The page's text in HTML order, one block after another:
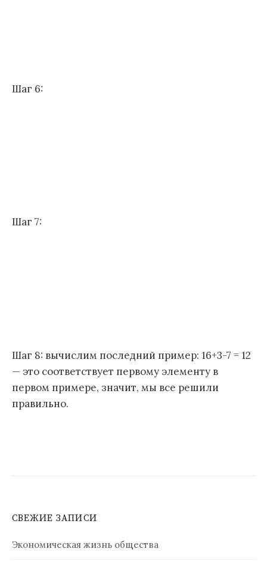
Шаг 6:
Шаг 7:
Шаг 8: вычислим последний пример: 16+3-7 = 12
— это соответствует первому элементу в
первом примере, значит, мы все решили
правильно.
СВЕЖИЕ ЗАПИСИ
Экономическая жизнь общества